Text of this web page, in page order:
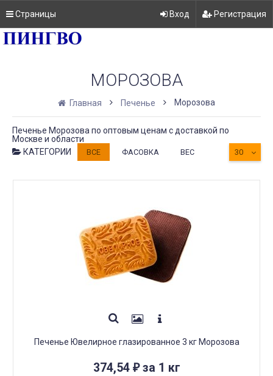
Страницы Вход Регистрация
МОРОЗОВА
Главная Печенье Морозова
Печенье Морозова по оптовым ценам с доставкой по
Москве и области
КАТЕГОРИИ
ВСЕ ФАСОВКА ВЕС 30
Печенье Ювелирное глазированное 3 кг Морозова
374,54 ₽за 1 кг